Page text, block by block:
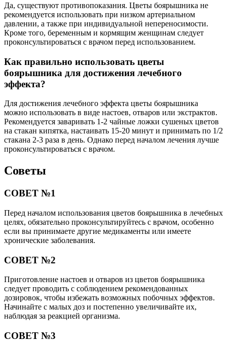
Да, существуют противопоказания. Цветы боярышника не
рекомендуется использовать при низком артериальном
давлении, а также при индивидуальной непереносимости.
Кроме того, беременным и кормящим женщинам следует
проконсультироваться с врачом перед использованием.
Как правильно использовать цветы
боярышника для достижения лечебного
эффекта?
Для достижения лечебного эффекта цветы боярышника
можно использовать в виде настоев, отваров или экстрактов.
Рекомендуется заваривать 1-2 чайные ложки сушеных цветов
на стакан кипятка, настаивать 15-20 минут и принимать по 1/2
стакана 2-3 раза в день. Однако перед началом лечения лучше
проконсультироваться с врачом.
Советы
СОВЕТ №1
Перед началом использования цветов боярышника в лечебных
целях, обязательно проконсультируйтесь с врачом, особенно
если вы принимаете другие медикаменты или имеете
хронические заболевания.
СОВЕТ №2
Приготовление настоев и отваров из цветов боярышника
следует проводить с соблюдением рекомендованных
дозировок, чтобы избежать возможных побочных эффектов.
Начинайте с малых доз и постепенно увеличивайте их,
наблюдая за реакцией организма.
СОВЕТ №3